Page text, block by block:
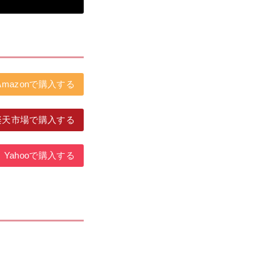
で購入する
天市場で購入する
Yahooで購入する